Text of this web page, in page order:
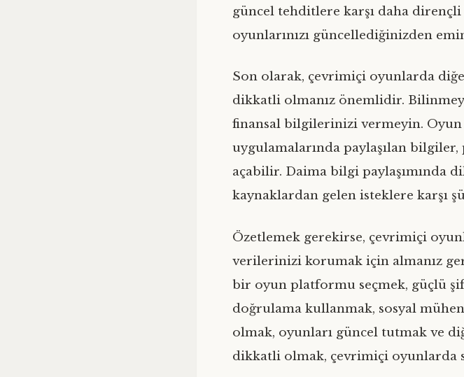
güncel tehditlere karşı daha
oyunlarınızı güncellediğinizden
Son olarak, çevrimiçi oyunlarda
dikkatli olmanız önemlidir.
finansal bilgilerinizi vermeyin. Oyun
uygulamalarında paylaşılan
açabilir. Daima bilgi paylaşımında
kaynaklardan gelen isteklere karşı
Özetlemek gerekirse, çevrimiçi
verilerinizi korumak için almanız
bir oyun platformu seçmek, güçlü
doğrulama kullanmak, sosyal
olmak, oyunları güncel tutmak ve
dikkatli olmak, çevrimiçi oyunlarda